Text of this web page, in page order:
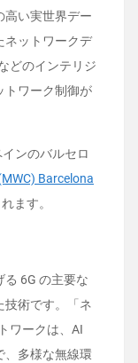
高い実世界デー
ネットワークデ
どのインテリジ
トワーク制御が
ンのバルセロ
Barcelona
ます。
6G の主要な
技術です。「ネ
ワークは、AI
、多様な無線環